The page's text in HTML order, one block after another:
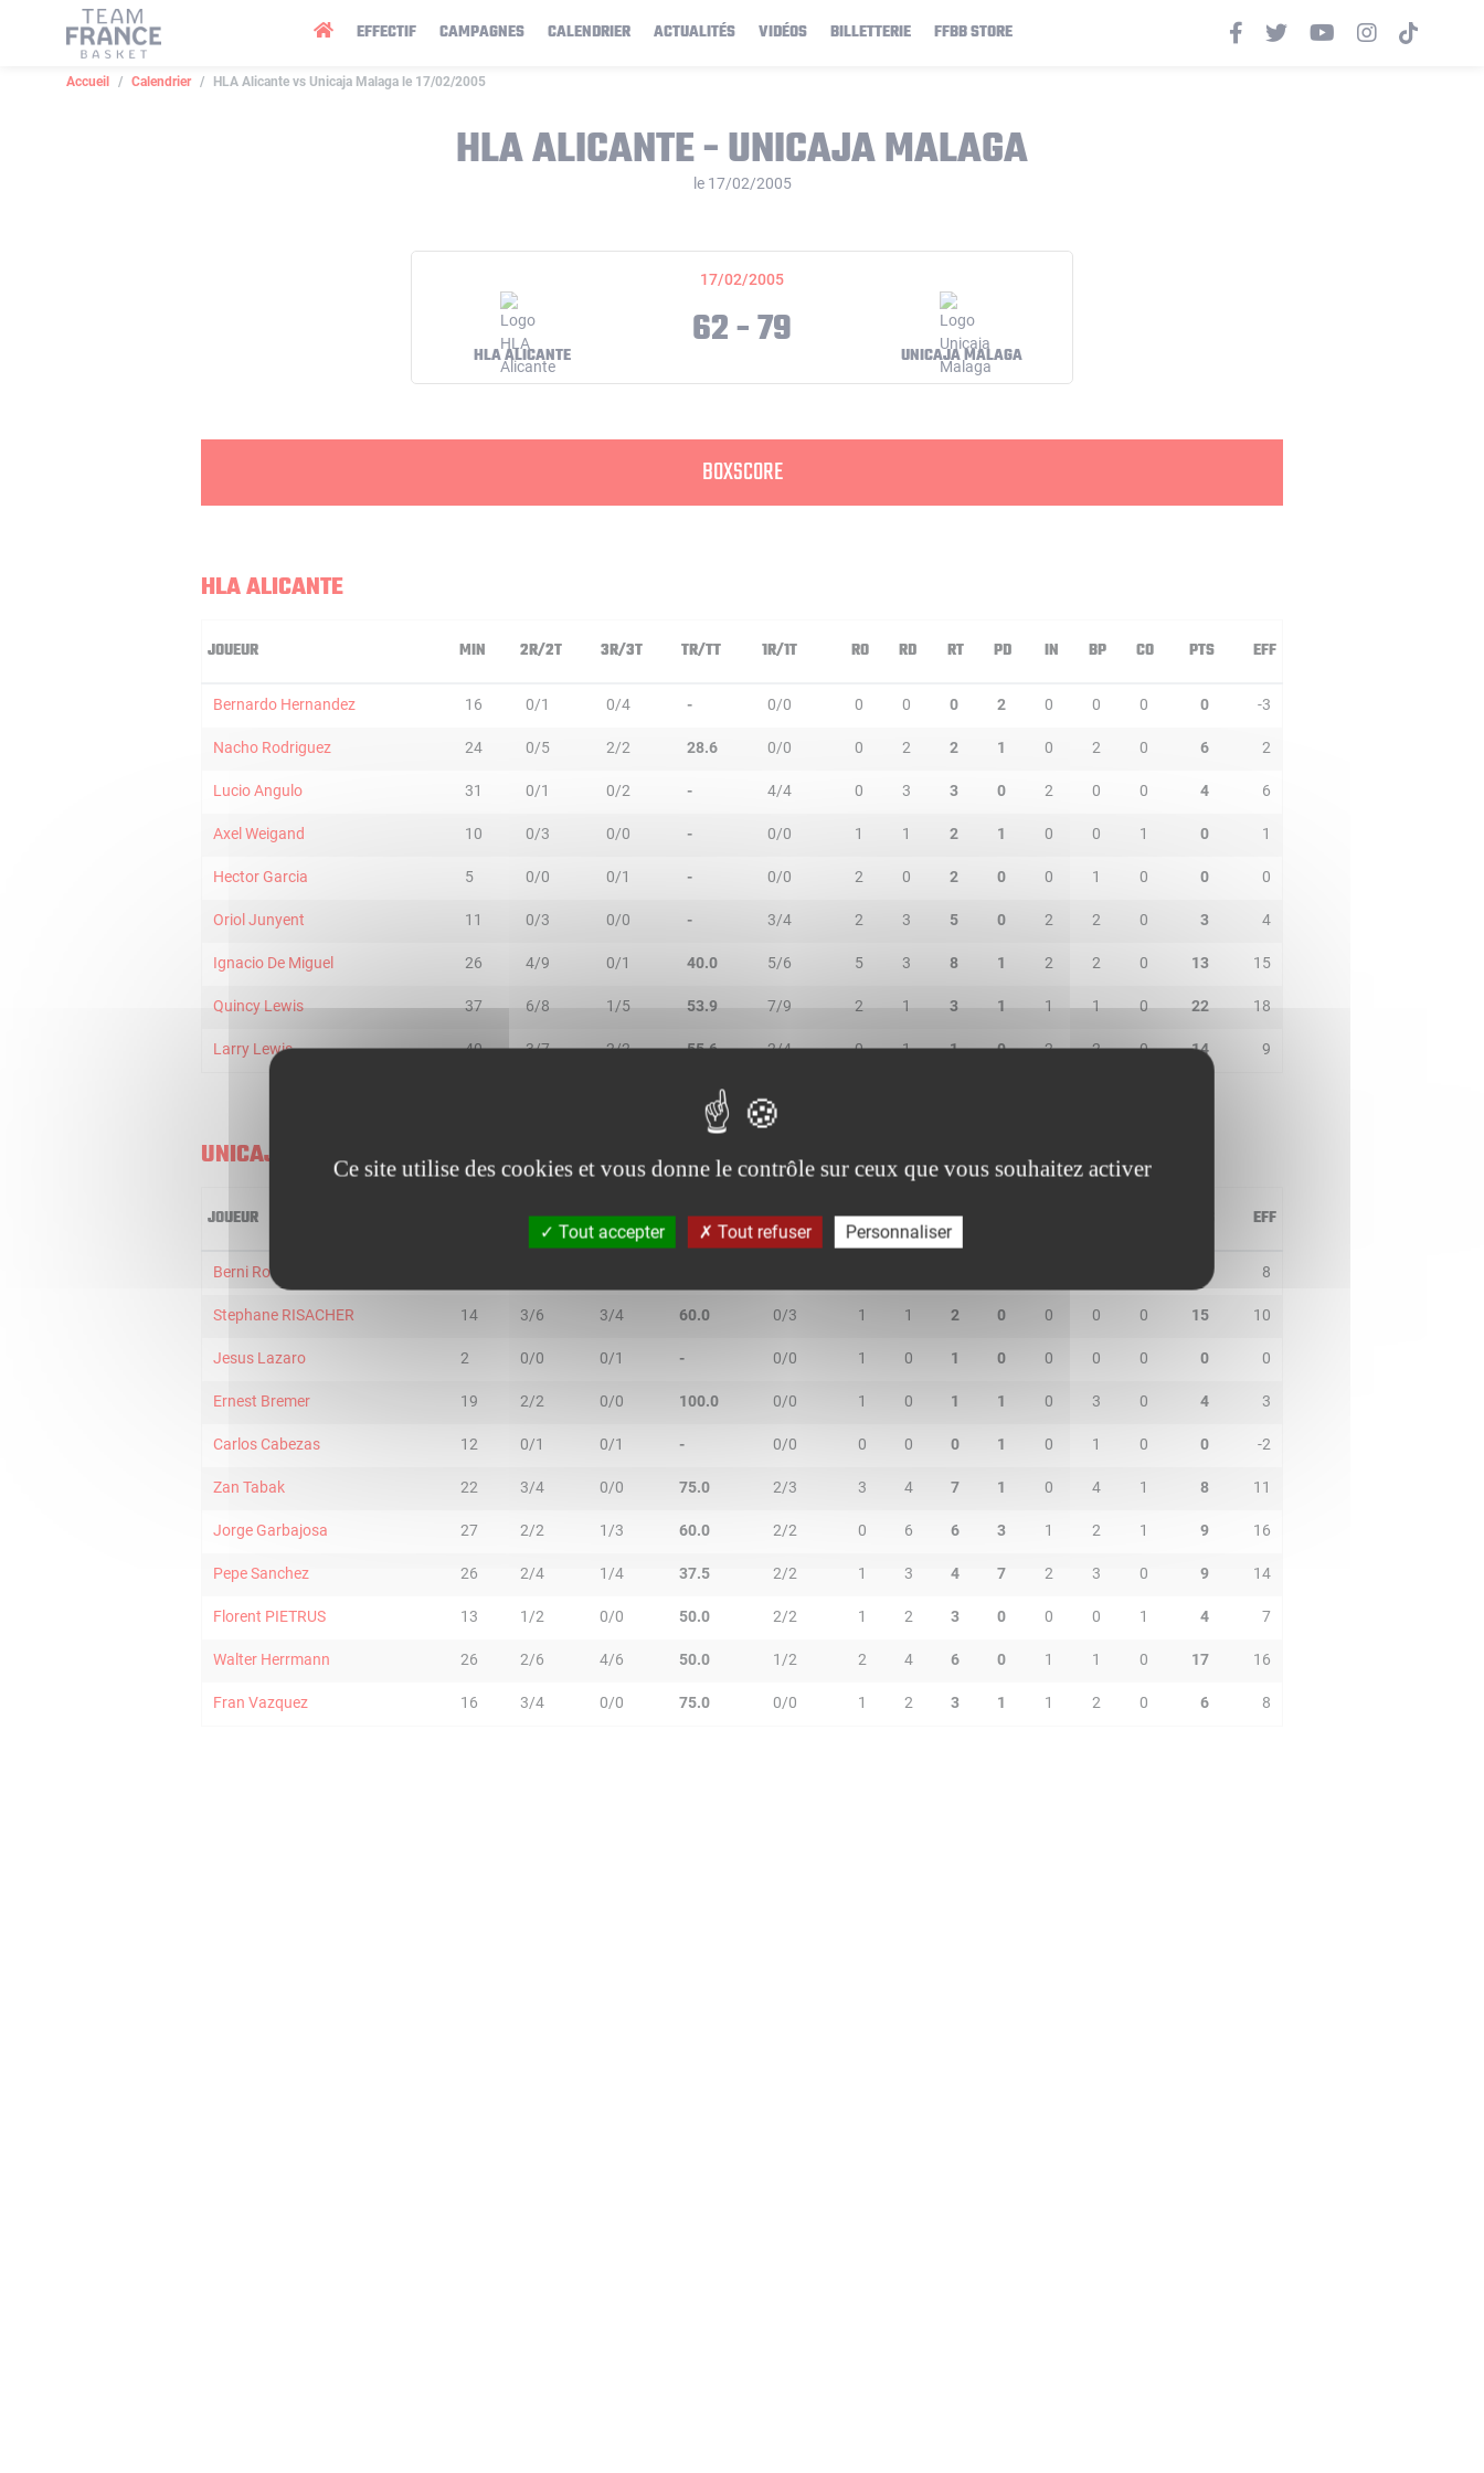
EFFECTIF CAMPAGNES CALENDRIER ACTUALITÉS VIDÉOS BILLETTERIE FFBB STORE
Accueil Calendrier HLA Alicante vs Unicaja Malaga le 17/02/2005
HLA ALICANTE - UNICAJA MALAGA
le 17/02/2005
17/02/2005
HLA ALICANTE 62 - 79 UNICAJA MALAGA
BOXSCORE
HLA ALICANTE
JOUEUR MIN 2R/2T 3R/3T TR/TT 1R/1T RO RD RT PD IN BP CO PTS EFF
Bernardo Hernandez 16 0/1 0/4 - 0/0 0 0 0 2 0 0 0 0 -3
Nacho Rodriguez 24 0/5 2/2 28.6 0/0 0 2 2 1 0 2 0 6 2
Lucio Angulo 31 0/1 0/2 - 4/4 0 3 3 0 2 0 0 4 6
Axel Weigand 10 0/3 0/0 - 0/0 1 1 2 1 0 0 1 0 1
Hector Garcia 5 0/0 0/1 - 0/0 2 0 2 0 0 1 0 0 0
Oriol Junyent 11 0/3 0/0 - 3/4 2 3 5 0 2 2 0 3 4
Ignacio De Miguel 26 4/9 0/1 40.0 5/6 5 3 8 1 2 2 0 13 15
Quincy Lewis 37 6/8 1/5 53.9 7/9 2 1 3 1 1 1 0 22 18
Larry Lewis 40 3/7 2/2 55.6 2/4 0 1 1 0 2 2 0 14 9
UNICAJA MALAGA
JOUEUR 2R/2T 3R/3T TR/TT 1R/1T RO RD RT EFF
Berni Rodriguez 8
Stephane RISACHER 14 3/6 3/4 60.0 0/3 1 1 2 0 0 0 0 15 10
Jesus Lazaro 2 0/0 0/1 - 0/0 1 0 1 0 0 0 0 0 0
Ernest Bremer 19 2/2 0/0 100.0 0/0 1 0 1 1 0 3 0 4 3
Carlos Cabezas 12 0/1 0/1 - 0/0 0 0 0 1 0 1 0 0 -2
Zan Tabak 22 3/4 0/0 75.0 2/3 3 4 7 1 0 4 1 8 11
Jorge Garbajosa 27 2/2 1/3 60.0 2/2 0 6 6 3 1 2 1 9 16
Pepe Sanchez 26 2/4 1/4 37.5 2/2 1 3 4 7 2 3 0 9 14
Florent PIETRUS 13 1/2 0/0 50.0 2/2 1 2 3 0 0 0 1 4 7
Walter Herrmann 26 2/6 4/6 50.0 1/2 2 4 6 0 1 1 0 17 16
Fran Vazquez 16 3/4 0/0 75.0 0/0 1 2 3 1 1 2 0 6 8
Panneau de gestion des cookies
Ce site utilise des cookies et vous donne le contrôle sur ceux que vous souhaitez activer
Tout accepter Tout refuser Personnaliser